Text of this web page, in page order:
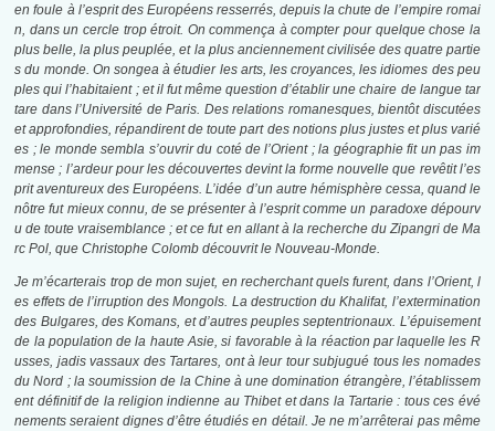
en foule à l’esprit des Européens resserrés, depuis la chute de l’empire romai
n, dans un cercle trop étroit. On commença à compter pour quelque chose la
plus belle, la plus peuplée, et la plus anciennement civilisée des quatre partie
s du monde. On songea à étudier les arts, les croyances, les idiomes des peu
ples qui l’habitaient ; et il fut même question d’établir une chaire de langue tar
tare dans l’Université de Paris. Des relations romanesques, bientôt discutées
et approfondies, répandirent de toute part des notions plus justes et plus varié
es ; le monde sembla s’ouvrir du coté de l’Orient ; la géographie fit un pas im
mense ; l’ardeur pour les découvertes devint la forme nouvelle que revêtit l’es
prit aventureux des Européens. L’idée d’un autre hémisphère cessa, quand le
nôtre fut mieux connu, de se présenter à l’esprit comme un paradoxe dépourv
u de toute vraisemblance ; et ce fut en allant à la recherche du Zipangri de Ma
rc Pol, que Christophe Colomb découvrit le Nouveau-Monde.
Je m’écarterais trop de mon sujet, en recherchant quels furent, dans l’Orient, l
es effets de l’irruption des Mongols. La destruction du Khalifat, l’extermination
des Bulgares, des Komans, et d’autres peuples septentrionaux. L’épuisement
de la population de la haute Asie, si favorable à la réaction par laquelle les R
usses, jadis vassaux des Tartares, ont à leur tour subjugué tous les nomades
du Nord ; la soumission de la Chine à une domination étrangère, l’établissem
ent définitif de la religion indienne au Thibet et dans la Tartarie : tous ces évé
nements seraient dignes d’être étudiés en détail. Je ne m’arrêterai pas même